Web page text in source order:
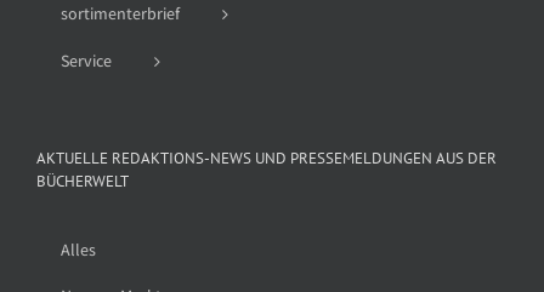
sortimenterbrief
Service
AKTUELLE REDAKTIONS-NEWS UND PRESSEMELDUNGEN AUS DER
BÜCHERWELT
Alles